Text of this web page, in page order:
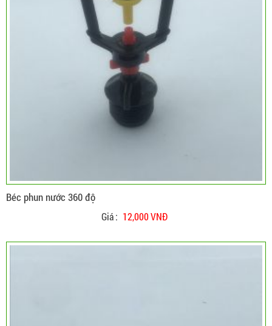
Béc phun nước 360 độ
Giá : 12,000 VNĐ